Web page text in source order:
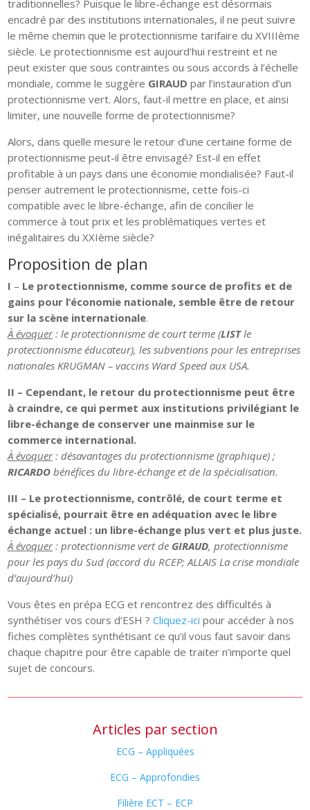
traditionnelles? Puisque le libre-échange est désormais
encadré par des institutions internationales, il ne peut suivre
le même chemin que le protectionnisme tarifaire du XVIIIème
siècle. Le protectionnisme est aujourd’hui restreint et ne
peut exister que sous contraintes ou sous accords à l’échelle
mondiale, comme le suggère GIRAUDpar l’instauration d’un
protectionnisme vert. Alors, faut-il mettre en place, et ainsi
limiter, une nouvelle forme de protectionnisme?
Alors, dans quelle mesure le retour d’une certaine forme de
protectionnisme peut-il être envisagé? Est-il en effet
profitable à un pays dans une économie mondialisée? Faut-il
penser autrement le protectionnisme, cette fois-ci
compatible avec le libre-échange, afin de concilier le
commerce à tout prix et les problématiques vertes et
inégalitaires du XXIème siècle?
Proposition de plan
I – Le protectionnisme, comme source de profits et de
gains pour l’économie nationale, semble être de retour
sur la scène internationale.
À évoquer: le protectionnisme de court terme (LISTle
protectionnisme éducateur), les subventions pour les entreprises
nationales KRUGMAN – vaccins Ward Speed aux USA.
II – Cependant, le retour du protectionnisme peut être
à craindre, ce qui permet aux institutions privilégiant le
libre-échange de conserver une mainmise sur le
commerce international.
À évoquer : désavantages du protectionnisme (graphique) ;
RICARDObénéfices du libre-échange et de la spécialisation.
III – Le protectionnisme, contrôlé, de court terme et
spécialisé, pourrait être en adéquation avec le libre
échange actuel : un libre-échange plus vert et plus juste.
À évoquer: protectionnisme vert de GIRAUD, protectionnisme
pour les pays du Sud (accord du RCEP; ALLAIS La crise mondiale
d’aujourd’hui)
Vous êtes en prépa ECG et rencontrez des difficultés à
synthétiser vos cours d’ESH ?Cliquez-ici pour accéder à nos
fiches complètes synthétisant ce qu’il vous faut savoir dans
chaque chapitre pour être capable de traiter n’importe quel
sujet de concours.
Articles par section
ECG – Appliquées
ECG – Approfondies
Filière ECT – ECP